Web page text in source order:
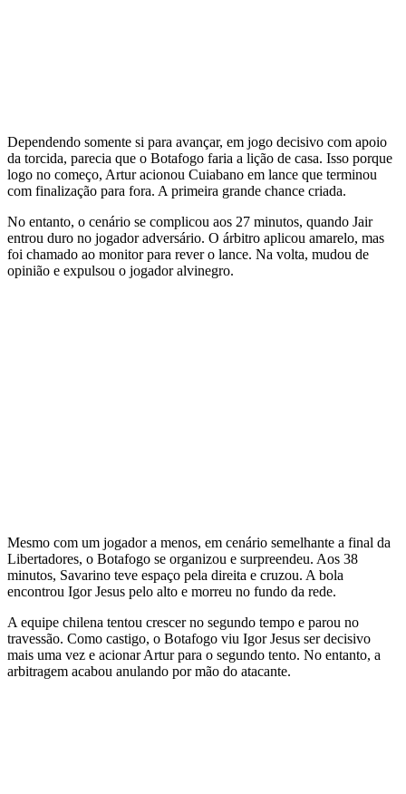
Dependendo somente si para avançar, em jogo decisivo com apoio
da torcida, parecia que o Botafogo faria a lição de casa. Isso porque
logo no começo, Artur acionou Cuiabano em lance que terminou
com finalização para fora. A primeira grande chance criada.
No entanto, o cenário se complicou aos 27 minutos, quando Jair
entrou duro no jogador adversário. O árbitro aplicou amarelo, mas
foi chamado ao monitor para rever o lance. Na volta, mudou de
opinião e expulsou o jogador alvinegro.
Mesmo com um jogador a menos, em cenário semelhante a final da
Libertadores, o Botafogo se organizou e surpreendeu. Aos 38
minutos, Savarino teve espaço pela direita e cruzou. A bola
encontrou Igor Jesus pelo alto e morreu no fundo da rede.
A equipe chilena tentou crescer no segundo tempo e parou no
travessão. Como castigo, o Botafogo viu Igor Jesus ser decisivo
mais uma vez e acionar Artur para o segundo tento. No entanto, a
arbitragem acabou anulando por mão do atacante.